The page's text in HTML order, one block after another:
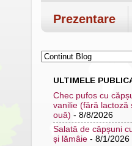
Prezentare
ULTIMELE
Chec pufos cu
vanilie (fără lactoză
ouă) - 8/8/2026
Salată de căpșuni
și lămâie - 8/1/2026